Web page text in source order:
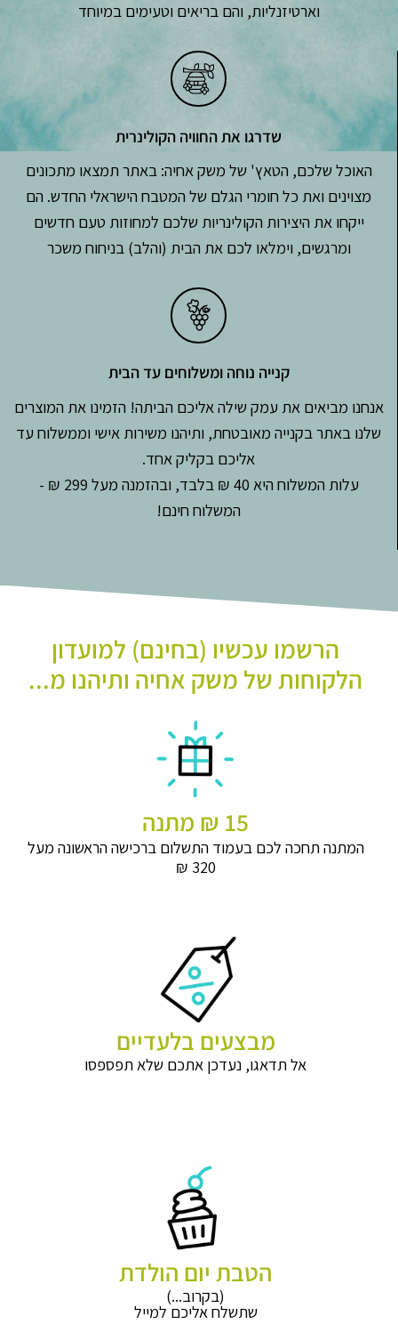
וארטיזנליות, והם בריאים וטעימים במיוחד
שדרגו את החוויה הקולינרית
האוכל שלכם, הטאץ' של משק אחיה: באתר תמצאו מתכונים
מצוינים ואת כל חומרי הגלם של המטבח הישראלי החדש. הם
ייקחו את היצירות הקולינריות שלכם למחוזות טעם חדשים
ומרגשים, וימלאו לכם את הבית (והלב) בניחוח משכר
קנייה נוחה ומשלוחים עד הבית
אנחנו מביאים את עמק שילה אליכם הביתה! הזמינו את המוצרים
שלנו באתר בקנייה מאובטחת, ותיהנו משירות אישי וממשלוח עד
אליכם בקליק אחד.
עלות המשלוח היא 40 ₪ בלבד, ובהזמנה מעל 299 ₪ -
המשלוח חינם!
הרשמו עכשיו (בחינם) למועדון
הלקוחות של משק אחיה ותיהנו מ...
15 ₪ מתנה
המתנה תחכה לכם בעמוד התשלום ברכישה הראשונה מעל
320 ₪
מבצעים בלעדיים
אל תדאגו, נעדכן אתכם שלא תפספסו
הטבת יום הולדת
(בקרוב...)
שתשלח אליכם למייל